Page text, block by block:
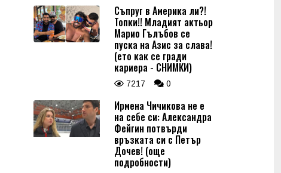
Съпруг в Америка ли?!
Топки!! Младият актьор
Марио Гълъбов се
пуска на Азис за слава!
(ето как се гради
кариера - СНИМКИ)
7217 0
Ирмена Чичикова не е
на себе си: Александра
Фейгин потвърди
връзката си с Петър
Дочев! (още
подробности)